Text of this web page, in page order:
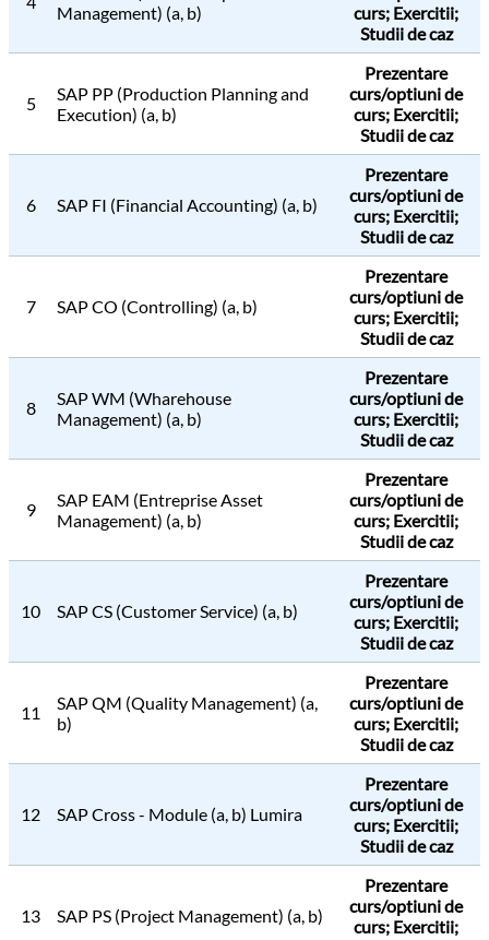
Management) (a, b)
curs; Exercitii;
Studii de caz
5
SAP PP (Production Planning and
Execution) (a, b)
Prezentare
curs/optiuni de
curs; Exercitii;
Studii de caz
6 SAP FI (Financial Accounting) (a, b)
Prezentare
curs/optiuni de
curs; Exercitii;
Studii de caz
7 SAP CO (Controlling) (a, b)
Prezentare
curs/optiuni de
curs; Exercitii;
Studii de caz
8
SAP WM (Wharehouse
Management) (a, b)
Prezentare
curs/optiuni de
curs; Exercitii;
Studii de caz
9
SAP EAM (Entreprise Asset
Management) (a, b)
Prezentare
curs/optiuni de
curs; Exercitii;
Studii de caz
10 SAP CS (Customer Service) (a, b)
Prezentare
curs/optiuni de
curs; Exercitii;
Studii de caz
11
SAP QM (Quality Management) (a,
b)
Prezentare
curs/optiuni de
curs; Exercitii;
Studii de caz
12 SAP Cross - Module (a, b) Lumira
Prezentare
curs/optiuni de
curs; Exercitii;
Studii de caz
13 SAP PS (Project Management) (a, b)
Prezentare
curs/optiuni de
curs; Exercitii;